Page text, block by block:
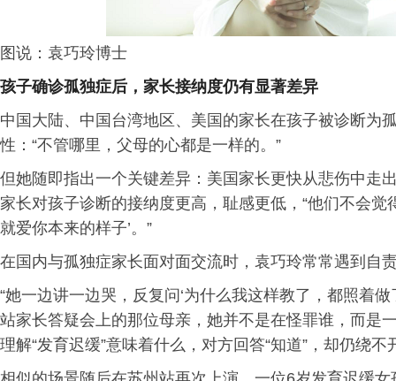
图说：袁巧玲博士
孩子确诊孤独症后，家长接纳度仍有显著差异
中国大陆、中国台湾地区、美国的家长在孩子被诊断为
性：“不管哪里，父母的心都是一样的。”
但她随即指出一个关键差异：美国家长更快从悲伤中走
家长对孩子诊断的接纳度更高，耻感更低，“他们不会觉
就爱你本来的样子’。”
在国内与孤独症家长面对面交流时，袁巧玲常常遇到自
“她一边讲一边哭，反复问‘为什么我这样教了，都照着
站家长答疑会上的那位母亲，她并不是在怪罪谁，而是
理解“发育迟缓”意味着什么，对方回答“知道”，却仍绕